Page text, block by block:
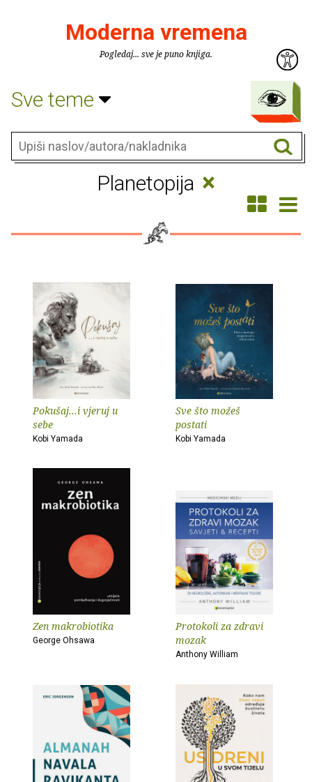
Moderna vremena
Pogledaj... sve je puno knjiga.
Sve teme
Planetopija ×
Pokušaj...i vjeruj u
sebe
Kobi Yamada
Sve što možeš
postati
Kobi Yamada
Zen makrobiotika
George Ohsawa
Protokoli za zdravi
mozak
Anthony William